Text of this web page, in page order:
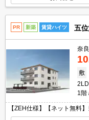
PR 新築 賃貸ハイツ 五
奈
敷
1階
【ZEH仕様】【ネット無料
ドＩＨ3口システムキッチ